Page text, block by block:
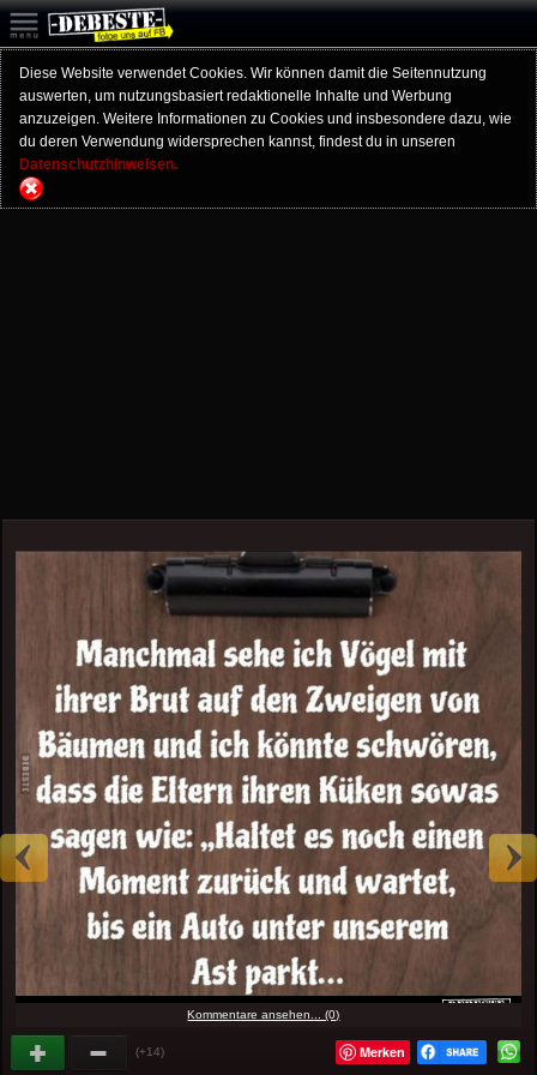
Diese Website verwendet Cookies. Wir können damit die Seitennutzung
auswerten, um nutzungsbasiert redaktionelle Inhalte und Werbung
anzuzeigen. Weitere Informationen zu Cookies und insbesondere dazu, wie
du deren Verwendung widersprechen kannst, findest du in unseren
Datenschutzhinweisen.
Kommentare ansehen... (0)
(+14) Merken